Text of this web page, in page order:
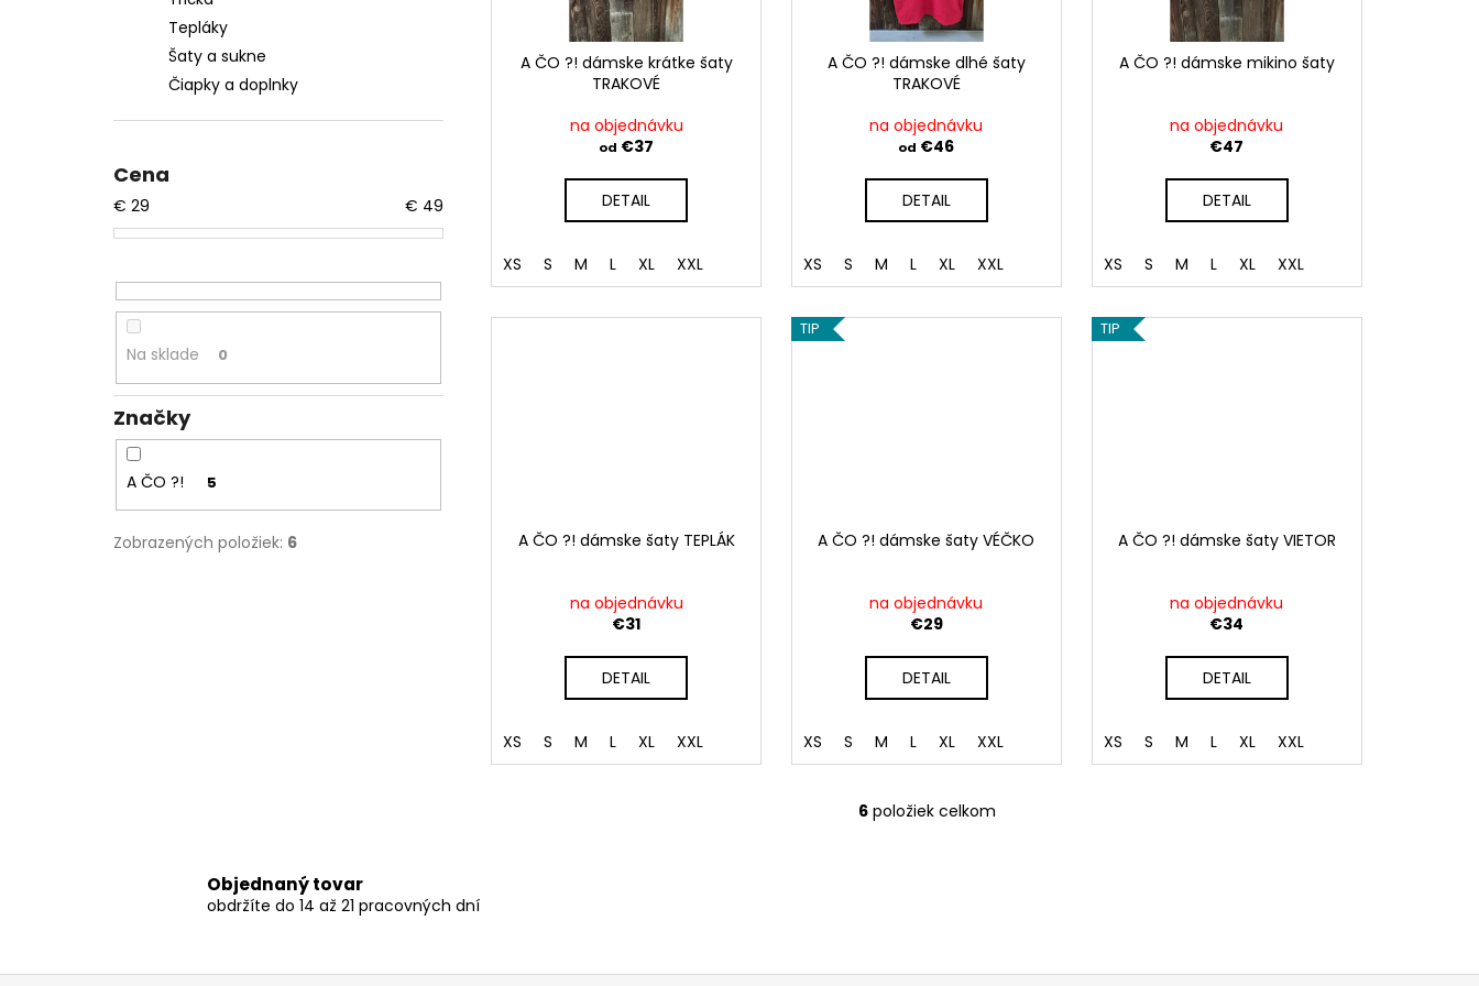
Tepláky
Šaty a sukne
Čiapky a doplnky
Cena
€ 29 € 49
Na sklade 0
Značky
A ČO ?! 5
Zobrazených položiek: 6
A ČO ?! dámske krátke šaty
TRAKOVÉ
na objednávku
od €37
DETAIL
XS S M L XL XXL
A ČO ?! dámske dlhé šaty
TRAKOVÉ
na objednávku
od €46
DETAIL
XS S M L XL XXL
A ČO ?! dámske mikino šaty
na objednávku
€47
DETAIL
XS S M L XL XXL
A ČO ?! dámske šaty TEPLÁK
na objednávku
€31
DETAIL
XS S M L XL XXL
TIP
A ČO ?! dámske šaty VÉČKO
na objednávku
€29
DETAIL
XS S M L XL XXL
TIP
A ČO ?! dámske šaty VIETOR
na objednávku
€34
DETAIL
XS S M L XL XXL
O
c
6položiek celkom
Objednaný tovar
obdržíte do 14 až 21 pracovných dní